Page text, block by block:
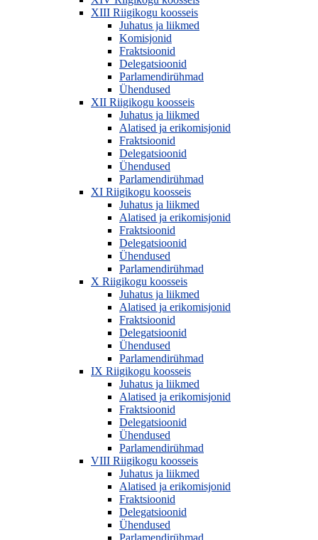
XIII Riigikogu koosseis
Juhatus ja liikmed
Komisjonid
Fraktsioonid
Delegatsioonid
Parlamendirühmad
Ühendused
XII Riigikogu koosseis
Juhatus ja liikmed
Alatised ja erikomisjonid
Fraktsioonid
Delegatsioonid
Ühendused
Parlamendirühmad
XI Riigikogu koosseis
Juhatus ja liikmed
Alatised ja erikomisjonid
Fraktsioonid
Delegatsioonid
Ühendused
Parlamendirühmad
X Riigikogu koosseis
Juhatus ja liikmed
Alatised ja erikomisjonid
Fraktsioonid
Delegatsioonid
Ühendused
Parlamendirühmad
IX Riigikogu koosseis
Juhatus ja liikmed
Alatised ja erikomisjonid
Fraktsioonid
Delegatsioonid
Ühendused
Parlamendirühmad
VIII Riigikogu koosseis
Juhatus ja liikmed
Alatised ja erikomisjonid
Fraktsioonid
Delegatsioonid
Ühendused
Parlamendirühmad